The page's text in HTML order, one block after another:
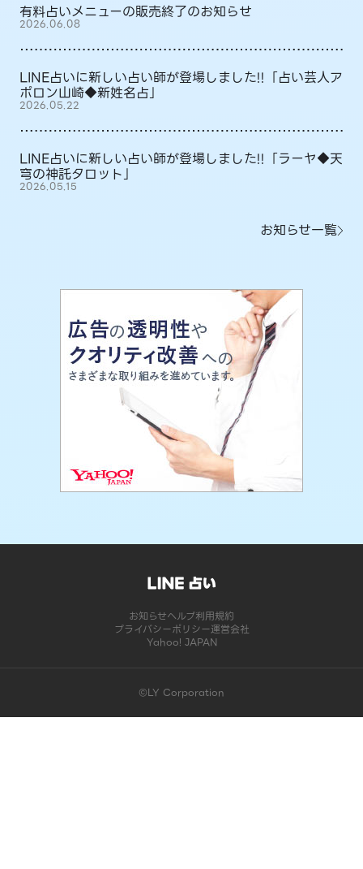
有料占いメニューの販売終了のお知らせ
2026.06.08
LINE占いに新しい占い師が登場しました!!「占い芸人ア
ポロン山崎◆新姓名占」
2026.05.22
LINE占いに新しい占い師が登場しました!!「ラーヤ◆天
穹の神託タロット」
2026.05.15
お知らせ一覧
お知らせヘルプ利用規約
プライバシーポリシー運営会社
Yahoo! JAPAN
©LY Corporation
このコンテンツは掲載が終了しました | LINE占い